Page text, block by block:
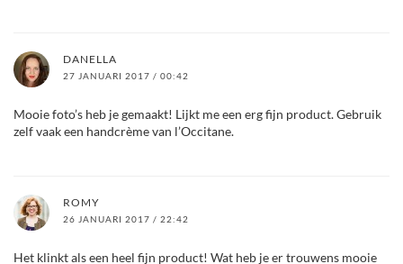
DANELLA
27 JANUARI 2017 / 00:42
Mooie foto’s heb je gemaakt! Lijkt me een erg fijn product. Gebruik
zelf vaak een handcrème van l’Occitane.
ROMY
26 JANUARI 2017 / 22:42
Het klinkt als een heel fijn product! Wat heb je er trouwens mooie